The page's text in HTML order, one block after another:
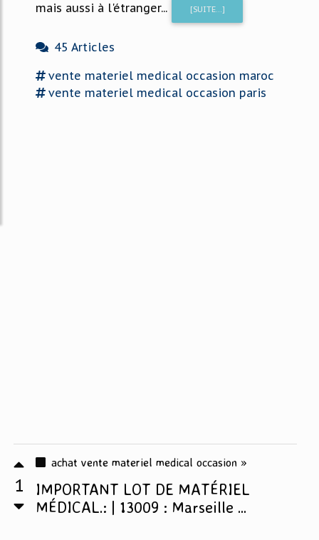
mais aussi à l'étranger...
[SUITE...]
45 Articles
vente materiel medical occasion maroc
vente materiel medical occasion paris
1
achat vente materiel medical occasion »
IMPORTANT LOT DE MATÉRIEL
MÉDICAL.: | 13009 : Marseille ...